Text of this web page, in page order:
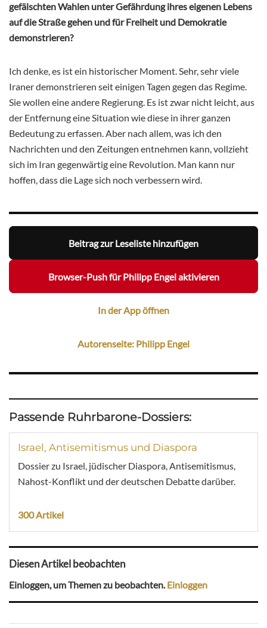
gefälschten Wahlen unter Gefährdung ihres eigenen Lebens
auf die Straße gehen und für Freiheit und Demokratie
demonstrieren?
Ich denke, es ist ein historischer Moment. Sehr, sehr viele
Iraner demonstrieren seit einigen Tagen gegen das Regime.
Sie wollen eine andere Regierung. Es ist zwar nicht leicht, aus
der Entfernung eine Situation wie diese in ihrer ganzen
Bedeutung zu erfassen. Aber nach allem, was ich den
Nachrichten und den Zeitungen entnehmen kann, vollzieht
sich im Iran gegenwärtig eine Revolution. Man kann nur
hoffen, dass die Lage sich noch verbessern wird.
Beitrag zur Leseliste hinzufügen
Browser-Push für Philipp Engel aktivieren
In der App öffnen
Autorenseite: Philipp Engel
Passende Ruhrbarone-Dossiers:
Israel, Antisemitismus und Diaspora
Dossier zu Israel, jüdischer Diaspora, Antisemitismus,
Nahost-Konflikt und der deutschen Debatte darüber.
300 Artikel
Diesen Artikel beobachten
Einloggen, um Themen zu beobachten.Einloggen